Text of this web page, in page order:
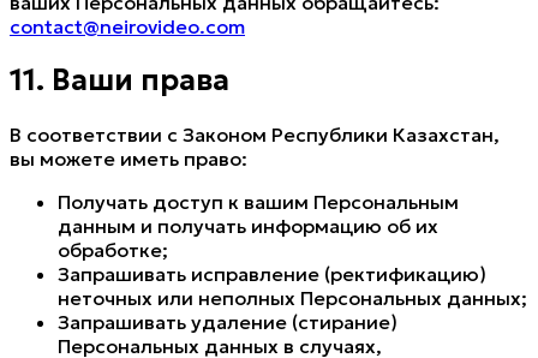
contact@neirovideo.com
11. Ваши права
В соответствии с Законом Республики Казахстан,
вы можете иметь право:
Получать доступ к вашим Персональным
данным и получать информацию об их
обработке;
Запрашивать исправление (ректификацию)
неточных или неполных Персональных данных;
Запрашивать удаление (стирание)
Персональных данных в случаях,